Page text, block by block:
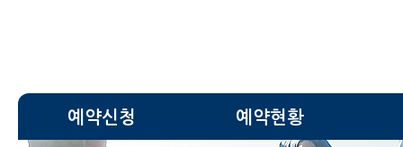
예약신청 예약현황